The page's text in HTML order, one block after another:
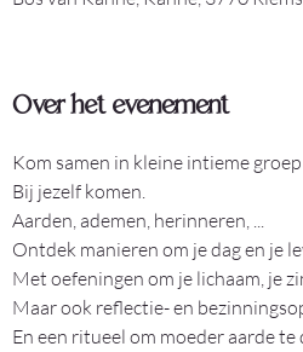
Over het evenement
Kom samen in kleine intieme
Bij jezelf komen.
Aarden, ademen, herinneren, ...
Ontdek manieren om je dag en je
Met oefeningen om je lichaam, je
Maar ook reflectie- en
En een ritueel om moeder aarde